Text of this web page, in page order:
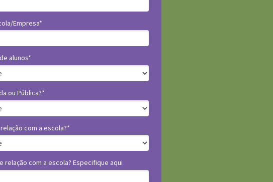
Empresa*
alunos*
ou Pública?*
com a escola?*
relação com a escola? Especifique aqui